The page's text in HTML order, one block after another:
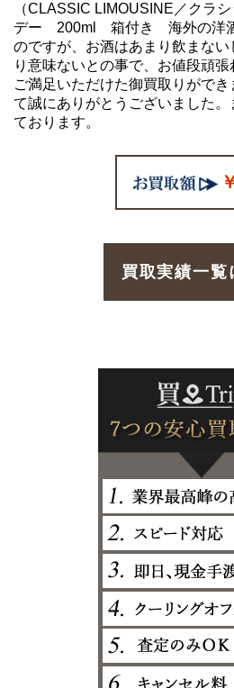
（CLASSIC LIMOUSINE／クラ
デー 200ml 箱付き 海外の洋酒
のですが、お酒はあまり飲まない
り意味ないとの事で、お値段頑張
ご満足いただけた御買取りがで
て誠にありがとうございました
ております。
買取実績一覧